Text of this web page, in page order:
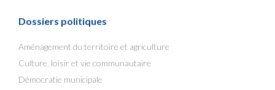
Dossiers politiques
Aménagement du territoire et agriculture
Culture, loisir et vie communautaire
Démocratie municipale